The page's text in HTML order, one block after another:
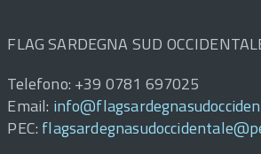
FLAG SARDEGNA SUD
Telefono: +39 0781 697025
Email:
PEC: